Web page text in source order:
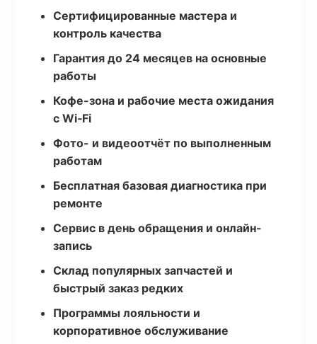
Сертифицированные мастера и
контроль качества
Гарантия до 24 месяцев на основные
работы
Кофе-зона и рабочие места ожидания
с Wi‑Fi
Фото- и видеоотчёт по выполненным
работам
Бесплатная базовая диагностика при
ремонте
Сервис в день обращения и онлайн-
запись
Склад популярных запчастей и
быстрый заказ редких
Программы лояльности и
корпоративное обслуживание